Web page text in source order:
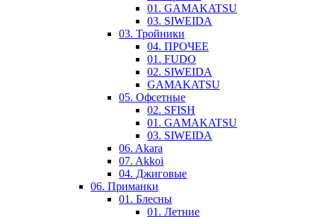
01. GAMAKATSU
03. SIWEIDA
03. Тройники
04. ПРОЧЕЕ
01. FUDO
02. SIWEIDA
GAMAKATSU
05. Офсетные
02. SFISH
01. GAMAKATSU
03. SIWEIDA
06. Akara
07. Akkoi
04. Джиговые
06. Приманки
01. Блесны
01. Летние